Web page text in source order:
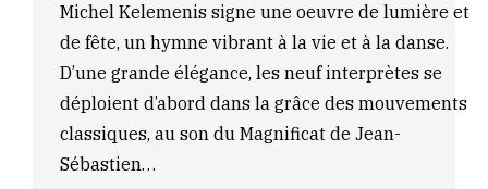
Michel Kelemenis signe une oeuvre de lumière et
de fête, un hymne vibrant à la vie et à la danse.
D’une grande élégance, les neuf interprètes se
déploient d’abord dans la grâce des mouvements
classiques, au son du Magnificat de Jean-
Sébastien…